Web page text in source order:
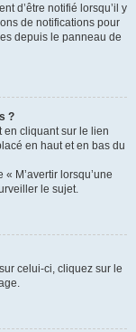
d’être notifié lorsqu’il y
de notifications pour
depuis le panneau de
?
en cliquant sur le lien
en haut et en bas du
M’avertir lorsqu’une
le sujet.
celui-ci, cliquez sur le